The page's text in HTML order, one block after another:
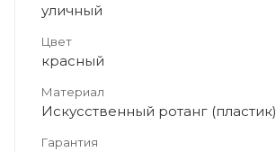
уличный
Цвет
красный
Материал
Искусственный ротанг (пластик)
Гарантия